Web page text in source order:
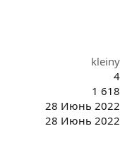
kleiny
4
1 618
28 Июнь 2022
28 Июнь 2022